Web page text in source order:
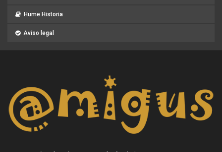
Hume Historia
Aviso legal